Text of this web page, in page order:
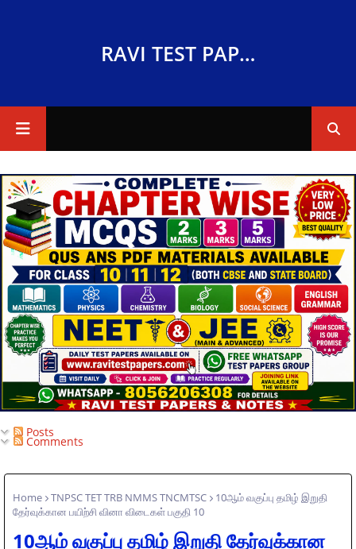
RAVI TEST PAPERS
Posts
Comments
Home TNPSC TET TRB NMMS TNCMTSC
10ஆம் வகுப்பு தமிழ் இறுதி
தேர்வுக்கான பயிற்சி வினா விடைகள் பகுதி 10
10ஆம் வகுப்பு தமிழ் இறுதி தேர்வுக்கான